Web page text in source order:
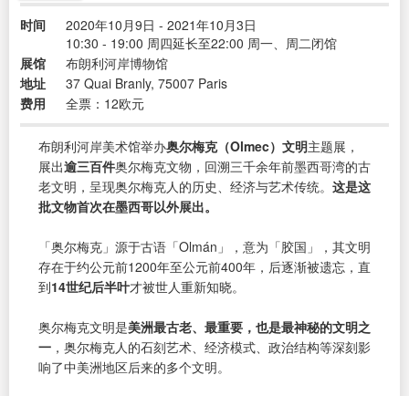
时间
2020年10月9日 - 2021年10月3日
10:30 - 19:00 周四延长至22:00 周一、周二闭馆
展馆
布朗利河岸博物馆
地址
37 Quai Branly, 75007 Paris
费用
全票：12欧元
布朗利河岸美术馆举办奥尔梅克（Olmec）文明主题展，
展出逾三百件奥尔梅克文物，回溯三千余年前墨西哥湾的古
老文明，呈现奥尔梅克人的历史、经济与艺术传统。 这是这
批文物首次在墨西哥以外展出。
「奥尔梅克」源于古语「Olmán」，意为「胶国」，其文明
存在于约公元前1200年至公元前400年，后逐渐被遗忘，直
到14世纪后半叶才被世人重新知晓。
奥尔梅克文明是美洲最古老、最重要，也是最神秘的文明之
一 ，奥尔梅克人的石刻艺术、经济模式、政治结构等深刻影
响了中美洲地区后来的多个文明。